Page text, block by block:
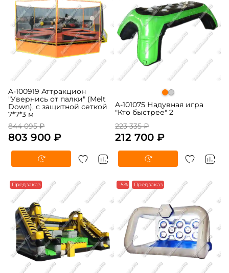
A-100919 Аттракцион
"Увернись от палки" (Melt
Down), с защитной сеткой
7*7*3 м
844 095 ₽
803 900 ₽
A-101075 Надувная игра
"Кто быстрее" 2
223 335 ₽
212 700 ₽
Предзаказ -5% Предзаказ